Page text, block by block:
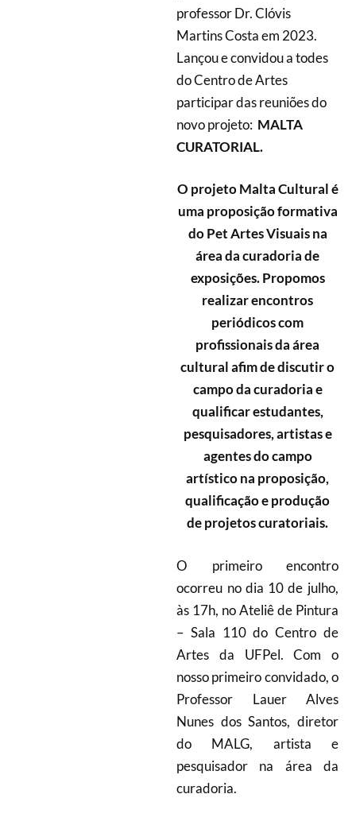
professor Dr. Clóvis
Martins Costa em 2023.
Lançou e convidou a todes
do Centro de Artes
participar das reuniões do
novo projeto: MALTA
CURATORIAL.
O projeto Malta Cultural é
uma proposição formativa
do Pet Artes Visuais na
área da curadoria de
exposições. Propomos
realizar encontros
periódicos com
profissionais da área
cultural afim de discutir o
campo da curadoria e
qualificar estudantes,
pesquisadores, artistas e
agentes do campo
artístico na proposição,
qualificação e produção
de projetos curatoriais.
O primeiro encontro
ocorreu no dia 10 de julho,
às 17h, no Ateliê de Pintura
– Sala 110 do Centro de
Artes da UFPel. Com o
nosso primeiro convidado, o
Professor Lauer Alves
Nunes dos Santos, diretor
do MALG, artista e
pesquisador na área da
curadoria.